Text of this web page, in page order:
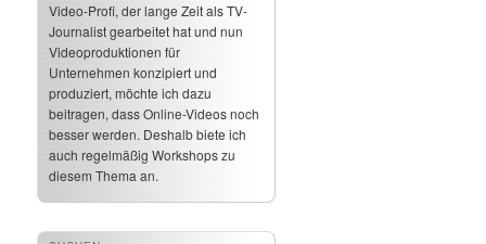
Video-Profi, der lange Zeit als TV-
Journalist gearbeitet hat und nun
Videoproduktionen für
Unternehmen konzipiert und
produziert, möchte ich dazu
beitragen, dass Online-Videos noch
besser werden. Deshalb biete ich
auch regelmäßig Workshops zu
diesem Thema an.